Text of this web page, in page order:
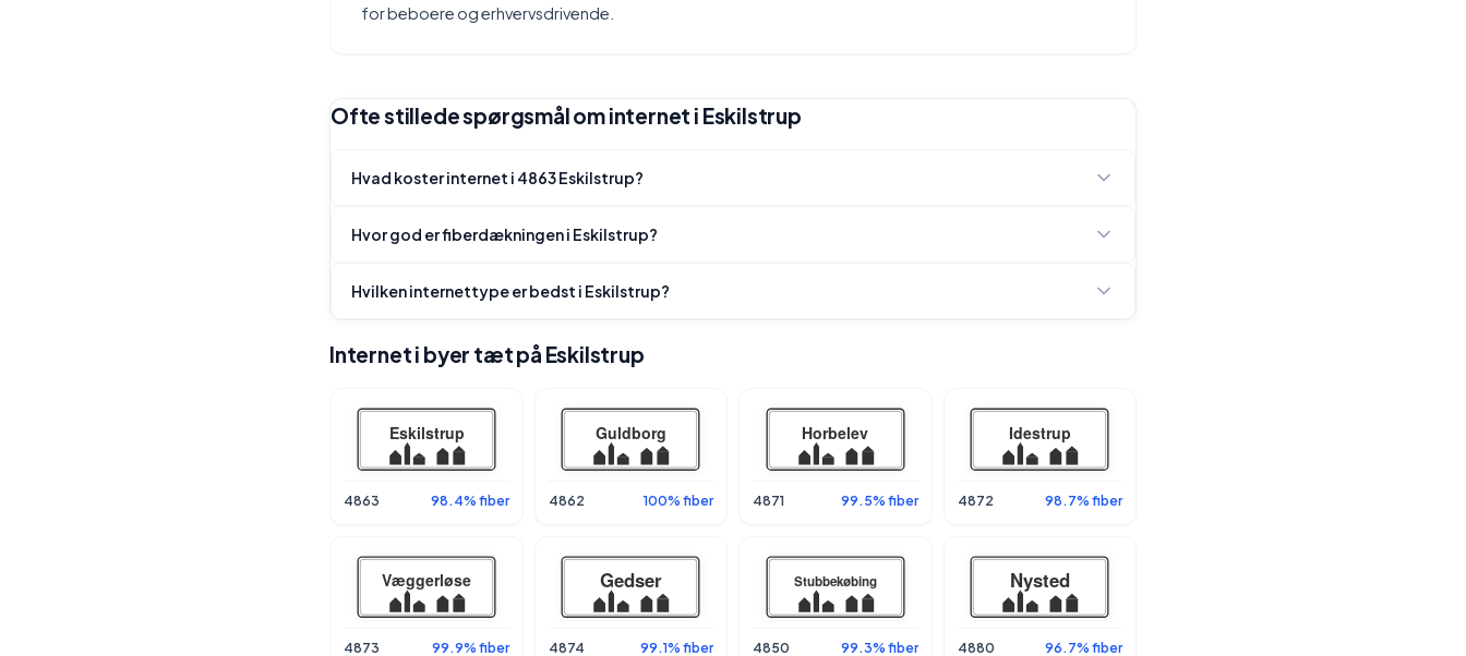
for beboere og erhvervsdrivende.
Ofte stillede spørgsmål om internet i Eskilstrup
Hvad koster internet i 4863 Eskilstrup?
Hvor god er fiberdækningen i Eskilstrup?
Hvilken internettype er bedst i Eskilstrup?
Internet i byer tæt på Eskilstrup
4863 98.4% fiber 4862 100% fiber 4871 99.5% fiber 4872 98.7% fiber
4873 99.9% fiber 4874 99.1% fiber 4850 99.3% fiber 4880 96.7% fiber